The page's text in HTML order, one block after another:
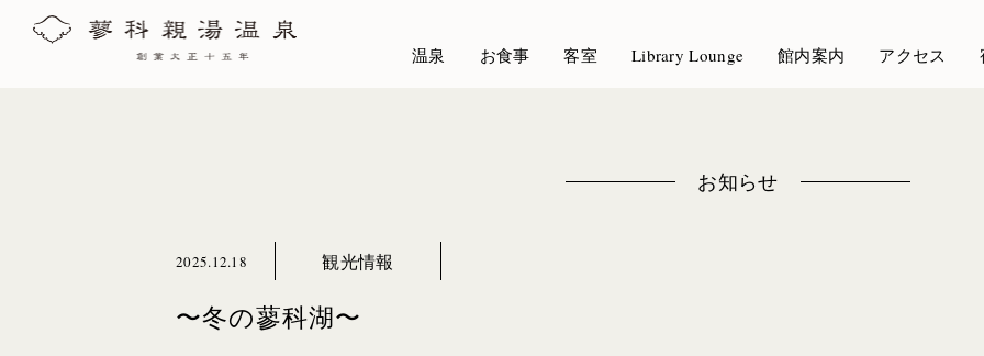
温泉 お食事 客室 Library Lounge 館内案内 アクセス
お知らせ
2025.12.18 観光情報
〜冬の蓼科湖〜